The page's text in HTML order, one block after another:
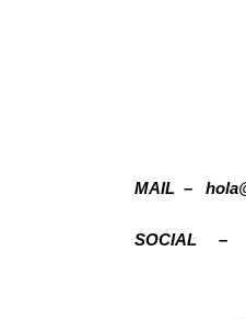
MAIL –
SOCIAL –